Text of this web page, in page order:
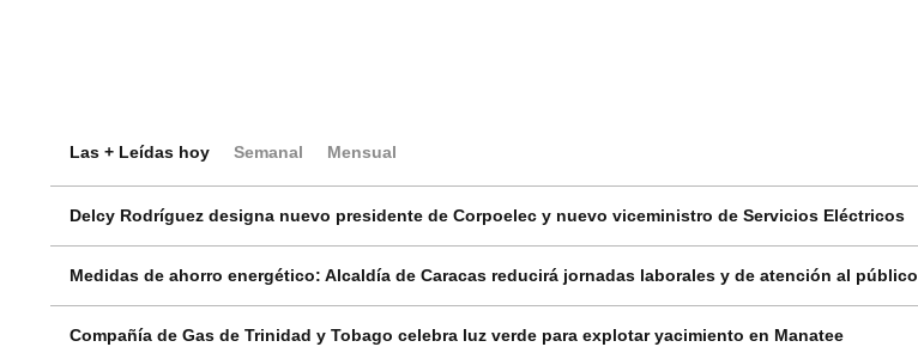
Las + Leídas hoy Semanal Mensual
Delcy Rodríguez designa nuevo presidente de Corpoelec y nuevo viceministro de Servicios Eléctricos
Medidas de ahorro energético: Alcaldía de Caracas reducirá jornadas laborales y de atención al público
Compañía de Gas de Trinidad y Tobago celebra luz verde para explotar yacimiento en Manatee